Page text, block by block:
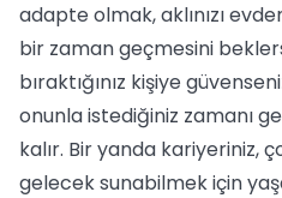
adapte olmak, aklınızı
bir zaman geçmesini
bıraktığınız kişiye
onunla istediğiniz zamanı
kalır. Bir yanda kariyeriniz,
gelecek sunabilmek için